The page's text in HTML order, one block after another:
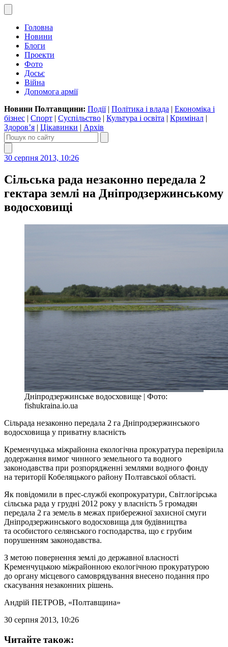
Головна
Новини
Блоги
Проекти
Фото
Досьє
Війна
Допомога армії
Новини Полтавщини: Події| Політика і влада | Економіка і
бізнес | Спорт | Суспільство | Культура і освіта | Кримінал |
Здоров’я | Цікавинки | Архів
30 серпня 2013, 10:26
Сільська рада незаконно передала 2
гектара землі на Дніпродзержинському
водосховищі
Дніпродзержинське водосховище | Фото:
fishukraina.io.ua
Сільрада незаконно передала 2 га Дніпродзержинського
водосховища у приватну власність
Кременчуцька міжрайонна екологічна прокуратура перевірила
додержання вимог чинного земельного та водного
законодавства при розпорядженні землями водного фонду
на території Кобеляцького району Полтавської області.
Як повідомили в прес-службі екопрокуратури, Світлогірська
сільська рада у грудні 2012 року у власність 5 громадян
передала 2 га земель в межах прибережної захисної смуги
Дніпродзержинського водосховища для будівництва
та особистого селянського господарства, що є грубим
порушенням законодавства.
З метою повернення землі до державної власності
Кременчуцькою міжрайонною екологічною прокуратурою
до органу місцевого самоврядування внесено подання про
скасування незаконних рішень.
Андрій ПЕТРОВ, «Полтавщина»
30 серпня 2013, 10:26
Читайте також: